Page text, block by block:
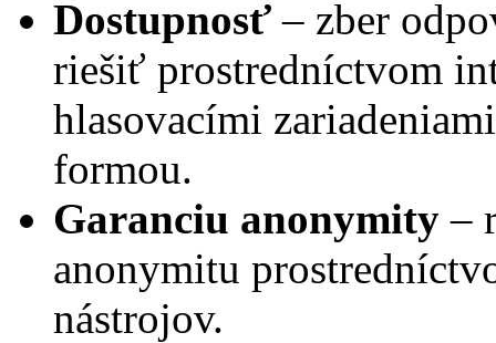
Dostupnosť – zber
riešiť prostredníctvom
hlasovacími
formou.
Garanciu anonymity –
anonymitu
nástrojov.